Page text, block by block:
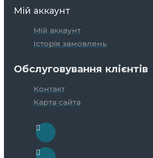
Мій аккаунт
Мій аккаунт
Історія замовлень
Обслуговування клієнтів
Контакт
Карта сайта